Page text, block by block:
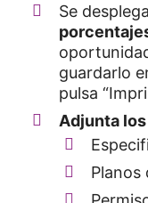
Se
guardarlo
pulsa
Adjunta
Planos